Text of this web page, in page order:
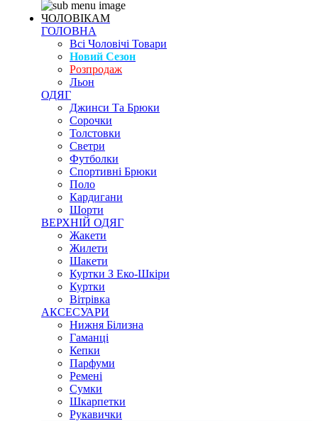
ЧОЛОВІКАМ
ГОЛОВНА
Всі Чоловічі Товари
Новий Сезон
Розпродаж
Льон
ОДЯГ
Джинси Та Брюки
Сорочки
Толстовки
Светри
Футболки
Спортивні Брюки
Поло
Кардигани
Шорти
ВЕРХНІЙ ОДЯГ
Жакети
Жилети
Шакети
Куртки З Еко-Шкіри
Куртки
Вітрівка
АКСЕСУАРИ
Нижня Білизна
Гаманці
Кепки
Парфуми
Ремені
Сумки
Шкарпетки
Рукавички